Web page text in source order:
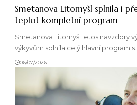
Smetanova Litomyšl splnila i
teplot kompletní program
Smetanova Litomyšl letos navzdory
výkyvům splnila celý hlavní program s…
06/07/2026